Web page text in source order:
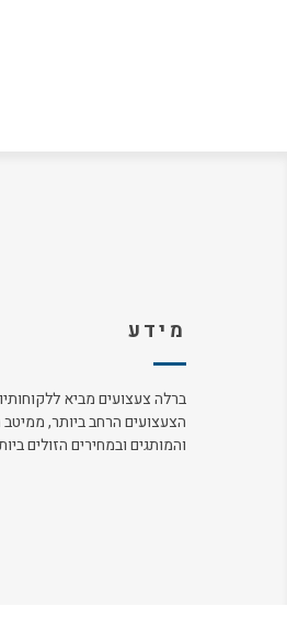
מידע
ברלה צעצועים מביא
הצעצועים הרחב ביותר,
והמותגים ובמחירים הזולים